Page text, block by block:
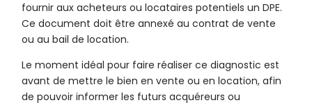
fournir aux acheteurs ou locataires potentiels un DPE.
Ce document doit être annexé au contrat de vente
ou au bail de location.
Le moment idéal pour faire réaliser ce diagnostic est
avant de mettre le bien en vente ou en location, afin
de pouvoir informer les futurs acquéreurs ou